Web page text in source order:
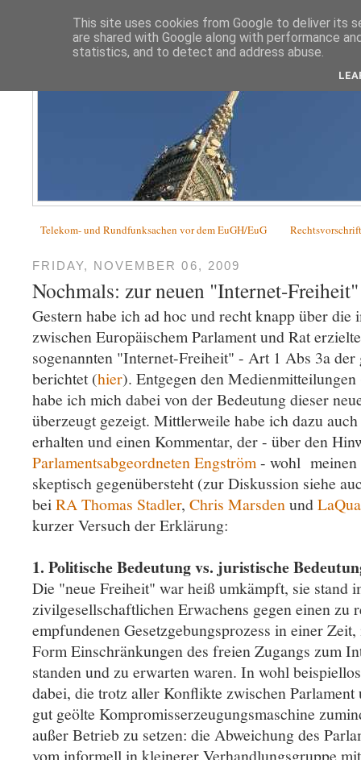
Telekom- und Rundfunksachen vor dem EuGH/EuG
FRIDAY, NOVEMBER 06, 2009
Nochmals: zur neuen "Internet-Freiheit"
Gestern habe ich ad hoc und recht knapp über die
zwischen Europäischem Parlament und Rat
sogenannten "Internet-Freiheit" - Art 1 Abs 3a der
berichtet (hier). Entgegen den Medienmitteilungen
habe ich mich dabei von der Bedeutung dieser
überzeugt gezeigt. Mittlerweile habe ich dazu
erhalten und einen Kommentar, der - über den
Parlamentsabgeordneten Engström- wohl meinen
skeptisch gegenübersteht (zur Diskussion siehe
beiRA Thomas Stadler, Chris Marsdenund
kurzer Versuch der Erklärung:
1. Politische Bedeutung vs. juristische
Die "neue Freiheit" war heiß umkämpft, sie stand
zivilgesellschaftlichen Erwachens gegen einen zu
empfundenen Gesetzgebungsprozess in einer
Form Einschränkungen des freien Zugangs zum
standen und zu erwarten waren. In wohl
dabei, die trotz aller Konflikte zwischen Parlament
gut geölte Kompromisserzeugungsmaschine
außer Betrieb zu setzen: die Abweichung des
This site uses cookies from Google to deliver its
are shared with Google along with performance
statistics, and to detect and address abuse.